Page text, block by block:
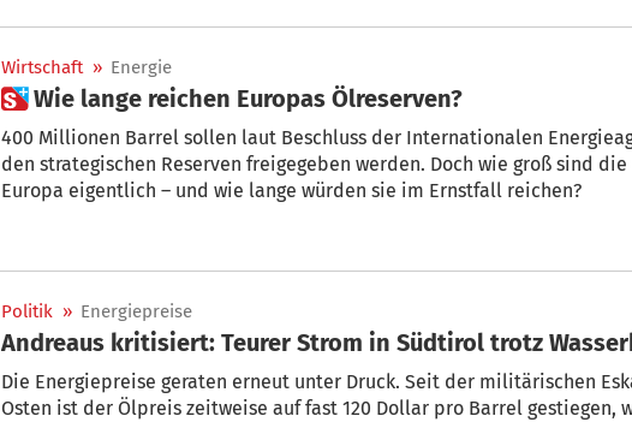
Wirtschaft » Energie
 Wie lange reichen Europas Ölreserven?
400 Millionen Barrel sollen laut Beschluss der Internationalen
den strategischen Reserven freigegeben werden. Doch wie groß sind
Europa eigentlich – und wie lange würden sie im Ernstfall reichen?
Politik » Energiepreise
Andreaus kritisiert: Teurer Strom in Südtirol trotz
Die Energiepreise geraten erneut unter Druck. Seit der militärischen
Osten ist der Ölpreis zeitweise auf fast 120 Dollar pro Barrel gestiegen,